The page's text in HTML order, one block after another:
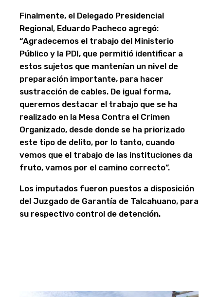
Finalmente, el Delegado Presidencial
Regional, Eduardo Pacheco agregó:
“Agradecemos el trabajo del Ministerio
Público y la PDI, que permitió identificar a
estos sujetos que mantenían un nivel de
preparación importante, para hacer
sustracción de cables. De igual forma,
queremos destacar el trabajo que se ha
realizado en la Mesa Contra el Crimen
Organizado, desde donde se ha priorizado
este tipo de delito, por lo tanto, cuando
vemos que el trabajo de las instituciones da
fruto, vamos por el camino correcto”.
Los imputados fueron puestos a disposición
del Juzgado de Garantía de Talcahuano, para
su respectivo control de detención.